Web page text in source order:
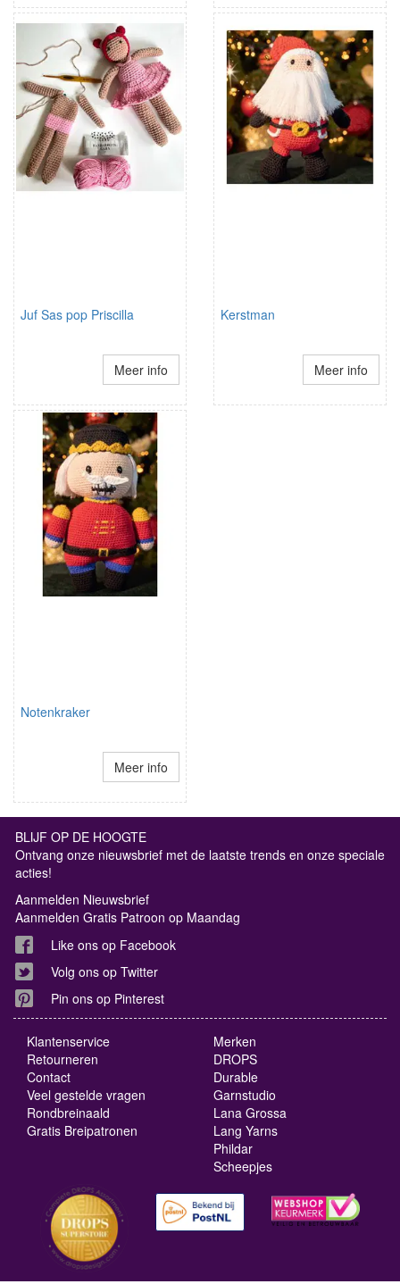
Juf Sas pop Priscilla
Meer info
Kerstman
Meer info
Notenkraker
Meer info
BLIJF OP DE HOOGTE
Ontvang onze nieuwsbrief met de laatste trends en onze speciale
acties!
Aanmelden Nieuwsbrief
Aanmelden Gratis Patroon op Maandag
Like ons op Facebook
Volg ons op Twitter
Pin ons op Pinterest
Klantenservice
Retourneren
Contact
Veel gestelde vragen
Rondbreinaald
Gratis Breipatronen
Merken
DROPS
Durable
Garnstudio
Lana Grossa
Lang Yarns
Phildar
Scheepjes